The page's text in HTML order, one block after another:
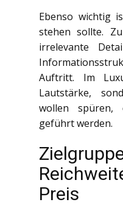
Ebenso wichtig
stehen sollte.
irrelevante
Auftritt. Im
Lautstärke,
wollen spüren,
geführt werden.
Preis